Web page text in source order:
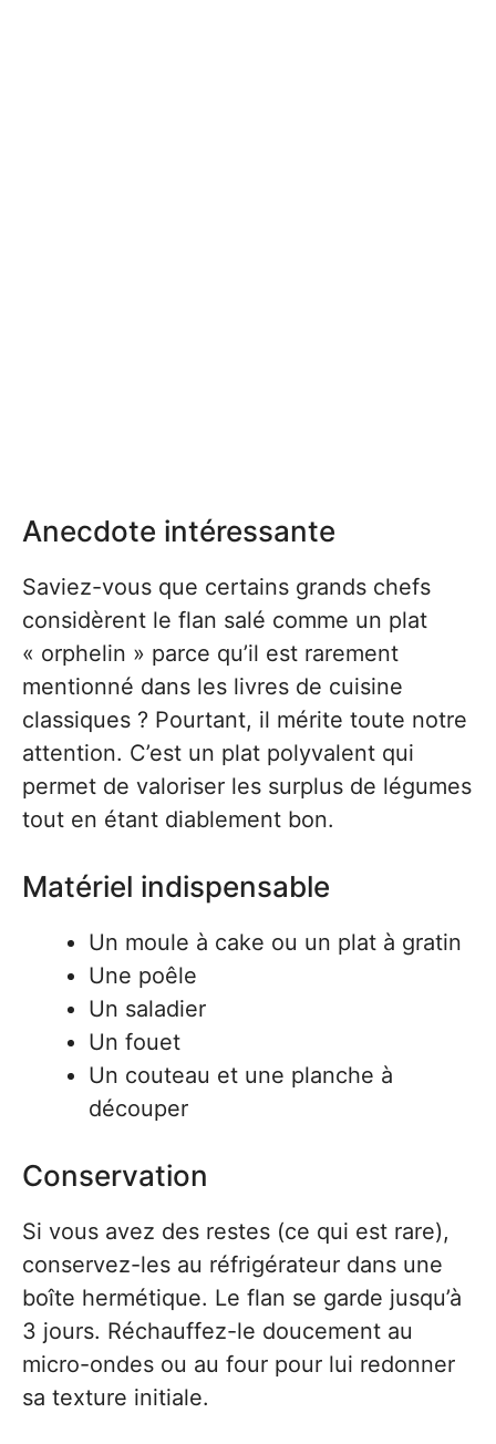
Anecdote intéressante
Saviez-vous que certains grands chefs
considèrent le flan salé comme un plat
« orphelin » parce qu’il est rarement
mentionné dans les livres de cuisine
classiques ? Pourtant, il mérite toute notre
attention. C’est un plat polyvalent qui
permet de valoriser les surplus de légumes
tout en étant diablement bon.
Matériel indispensable
Un moule à cake ou un plat à gratin
Une poêle
Un saladier
Un fouet
Un couteau et une planche à
découper
Conservation
Si vous avez des restes (ce qui est rare),
conservez-les au réfrigérateur dans une
boîte hermétique. Le flan se garde jusqu’à
3 jours. Réchauffez-le doucement au
micro-ondes ou au four pour lui redonner
sa texture initiale.